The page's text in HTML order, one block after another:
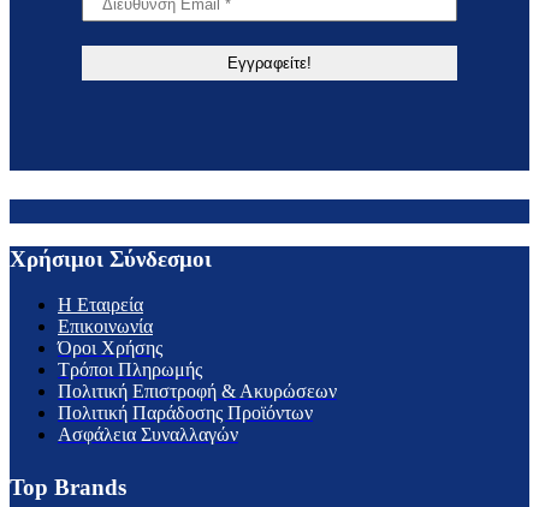
Χρήσιμοι Σύνδεσμοι
H Εταιρεία
Επικοινωνία
Όροι Χρήσης
Τρόποι Πληρωμής
Πολιτική Επιστροφή & Ακυρώσεων
Πολιτική Παράδοσης Προϊόντων
Ασφάλεια Συναλλαγών
Top Brands